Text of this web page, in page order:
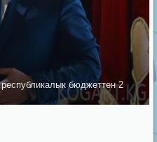
бюджеттен 2